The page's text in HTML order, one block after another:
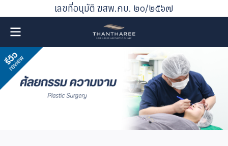
เลขที่อนุมัติ ฆสพ.กบ. ๒๐/๒๕๖๗